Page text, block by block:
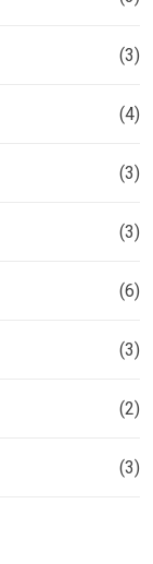
(3)
(4)
(3)
(3)
(6)
(3)
(2)
(3)